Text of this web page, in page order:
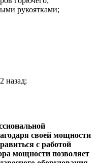
рукоятками;
назад;
своей мощности
с работой
мощности позволяет